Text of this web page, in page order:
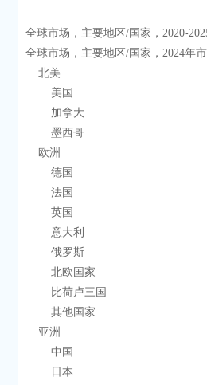
全球市场，主要地区/国家，2020-
全球市场，主要地区/国家，2024年
    北美
        美国
        加拿大
        墨西哥
    欧洲
        德国
        法国
        英国
        意大利
        俄罗斯
        北欧国家
        比荷卢三国
        其他国家
    亚洲
        中国
        日本